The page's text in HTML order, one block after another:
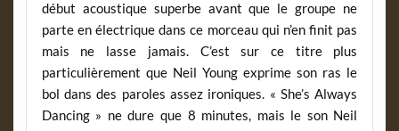
début acoustique superbe avant que le groupe ne
parte en électrique dans ce morceau qui n’en finit pas
mais ne lasse jamais. C’est sur ce titre plus
particulièrement que Neil Young exprime son ras le
bol dans des paroles assez ironiques. « She’s Always
Dancing » ne dure que 8 minutes, mais le son Neil